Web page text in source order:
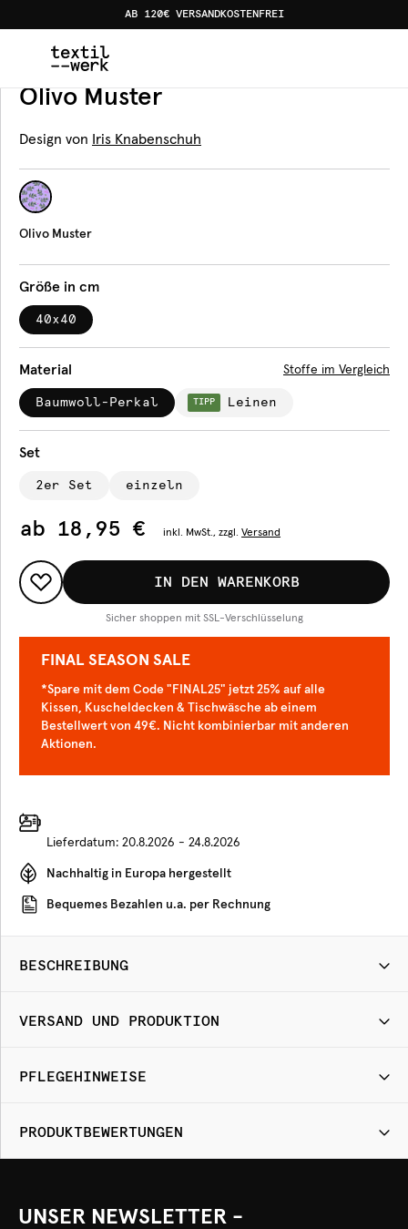
AB 120€ VERSANDKOSTENFREI
Produkte Servietten Olivo Muster
Servietten
Olivo Muster
Design von Iris Knabenschuh
Olivo Muster
Größe in cm
40x40
Material Stoffe im Vergleich
Baumwoll-Perkal TIPP Leinen
Set
2er Set einzeln
ab 18,95 € inkl. MwSt., zzgl. Versand
IN DEN WARENKORB
Sicher shoppen mit SSL-Verschlüsselung
FINAL SEASON SALE
*Spare mit dem Code "FINAL25" jetzt 25% auf alle
Kissen, Kuscheldecken & Tischwäsche ab einem
Bestellwert von 49€. Nicht kombinierbar mit anderen
Aktionen.
Lieferdatum: 20.8.2026 - 24.8.2026
Nachhaltig in Europa hergestellt
Bequemes Bezahlen u.a. per Rechnung
BESCHREIBUNG
VERSAND UND PRODUKTION
PFLEGEHINWEISE
PRODUKTBEWERTUNGEN
UNSER NEWSLETTER -